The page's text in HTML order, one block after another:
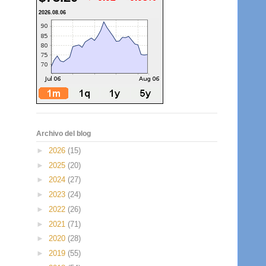
2026.08.06
Archivo del blog
► 2026 (15)
► 2025 (20)
► 2024 (27)
► 2023 (24)
► 2022 (26)
► 2021 (71)
► 2020 (28)
► 2019 (55)